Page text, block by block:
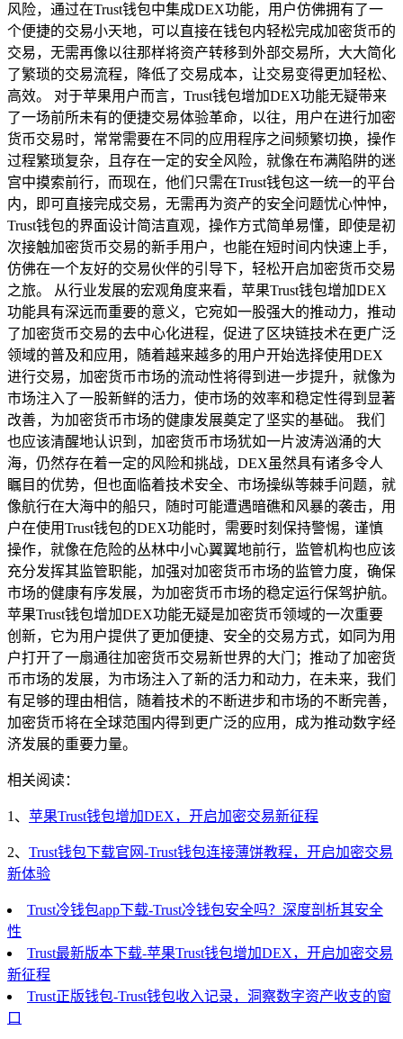
风险，通过在Trust钱包中集成DEX功能，用户仿佛拥有了一
个便捷的交易小天地，可以直接在钱包内轻松完成加密货币的
交易，无需再像以往那样将资产转移到外部交易所，大大简化
了繁琐的交易流程，降低了交易成本，让交易变得更加轻松、
高效。 对于苹果用户而言，Trust钱包增加DEX功能无疑带来
了一场前所未有的便捷交易体验革命，以往，用户在进行加密
货币交易时，常常需要在不同的应用程序之间频繁切换，操作
过程繁琐复杂，且存在一定的安全风险，就像在布满陷阱的迷
宫中摸索前行，而现在，他们只需在Trust钱包这一统一的平台
内，即可直接完成交易，无需再为资产的安全问题忧心忡忡，
Trust钱包的界面设计简洁直观，操作方式简单易懂，即使是初
次接触加密货币交易的新手用户，也能在短时间内快速上手，
仿佛在一个友好的交易伙伴的引导下，轻松开启加密货币交易
之旅。 从行业发展的宏观角度来看，苹果Trust钱包增加DEX
功能具有深远而重要的意义，它宛如一股强大的推动力，推动
了加密货币交易的去中心化进程，促进了区块链技术在更广泛
领域的普及和应用，随着越来越多的用户开始选择使用DEX
进行交易，加密货币市场的流动性将得到进一步提升，就像为
市场注入了一股新鲜的活力，使市场的效率和稳定性得到显著
改善，为加密货币市场的健康发展奠定了坚实的基础。 我们
也应该清醒地认识到，加密货币市场犹如一片波涛汹涌的大
海，仍然存在着一定的风险和挑战，DEX虽然具有诸多令人
瞩目的优势，但也面临着技术安全、市场操纵等棘手问题，就
像航行在大海中的船只，随时可能遭遇暗礁和风暴的袭击，用
户在使用Trust钱包的DEX功能时，需要时刻保持警惕，谨慎
操作，就像在危险的丛林中小心翼翼地前行，监管机构也应该
充分发挥其监管职能，加强对加密货币市场的监管力度，确保
市场的健康有序发展，为加密货币市场的稳定运行保驾护航。
苹果Trust钱包增加DEX功能无疑是加密货币领域的一次重要
创新，它为用户提供了更加便捷、安全的交易方式，如同为用
户打开了一扇通往加密货币交易新世界的大门；推动了加密货
币市场的发展，为市场注入了新的活力和动力，在未来，我们
有足够的理由相信，随着技术的不断进步和市场的不断完善，
加密货币将在全球范围内得到更广泛的应用，成为推动数字经
济发展的重要力量。
相关阅读：
1、 苹果Trust钱包增加DEX，开启加密交易新征程
2、 Trust钱包下载官网-Trust钱包连接薄饼教程，开启加密交易
新体验
Trust冷钱包app下载-Trust冷钱包安全吗？深度剖析其安全
性
Trust最新版本下载-苹果Trust钱包增加DEX，开启加密交易
新征程
Trust正版钱包-Trust钱包收入记录，洞察数字资产收支的窗
口